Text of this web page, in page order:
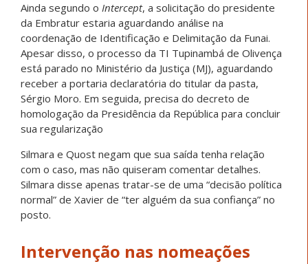
Ainda segundo o Intercept, a solicitação do presidente
da Embratur estaria aguardando análise na
coordenação de Identificação e Delimitação da Funai.
Apesar disso, o processo da TI Tupinambá de Olivença
está parado no Ministério da Justiça (MJ), aguardando
receber a portaria declaratória do titular da pasta,
Sérgio Moro. Em seguida, precisa do decreto de
homologação da Presidência da República para concluir
sua regularização
Silmara e Quost negam que sua saída tenha relação
com o caso, mas não quiseram comentar detalhes.
Silmara disse apenas tratar-se de uma “decisão política
normal” de Xavier de “ter alguém da sua confiança” no
posto.
Intervenção nas nomeações